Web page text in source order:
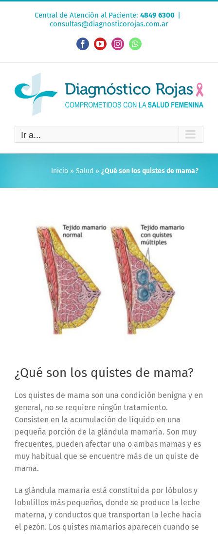
Central de Atención al Paciente: 4849 6300 |
consultas@diagnosticorojas.com.ar
FacebookYouTubeInstagramWhatsApp
Ir a...
Inicio » Salud » ¿Qué son los quistes de mama?
¿Qué son los quistes de mama?
Los quistes de mama son una condición benigna y en
general, no se requiere ningún tratamiento.
Consisten en la acumulación de líquido en una
pequeña porción de la glándula mamaria. Son muy
frecuentes, pueden afectar una o ambas mamas y es
muy habitual que se encuentre más de un quiste de
mama.
La glándula mamaria está constituida por lóbulos y
lobulillos más pequeños, donde se produce la leche
materna, y conductos que transportan la leche hacia
el pezón. Los quistes mamarios aparecen cuando se